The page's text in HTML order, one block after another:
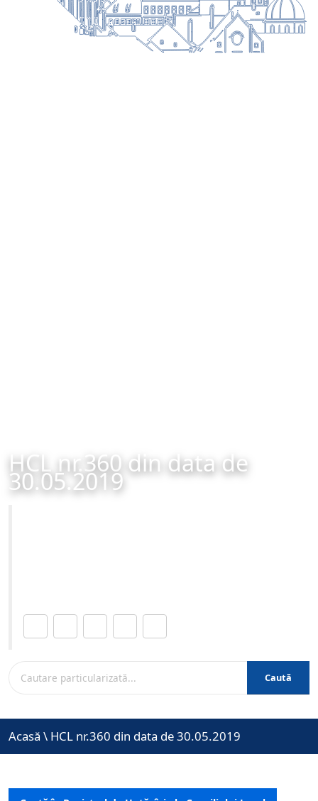
HCL nr.360 din data de
30.05.2019
Caută
Acasă \ HCL nr.360 din data de 30.05.2019